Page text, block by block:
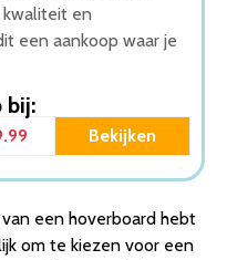
kwaliteit en
een aankoop waar je
bij:
Bekijken
een hoverboard hebt
om te kiezen voor een